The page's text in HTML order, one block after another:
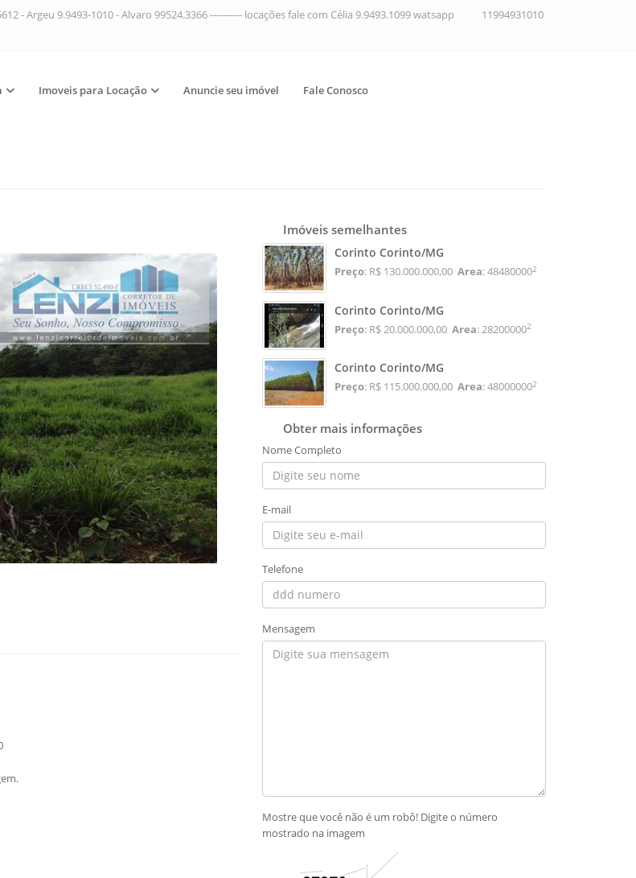
- Argeu 9.9493-1010 - Alvaro 99524.3366 ---------- locações fale com Célia 9.9493.1099 watsapp
11994931010
Imoveis para Locação Anuncie seu imóvel Fale Conosco
Imóveis semelhantes
Corinto Corinto/MG
Preço: R$ 130.000.000,00 Area: 484800002
Corinto Corinto/MG
Preço: R$ 20.000.000,00 Area: 282000002
Corinto Corinto/MG
Preço: R$ 115.000.000,00 Area: 480000002
Obter mais informações
Nome Completo
E-mail
Telefone
Mensagem
Mostre que você não é um robô! Digite o número
mostrado na imagem